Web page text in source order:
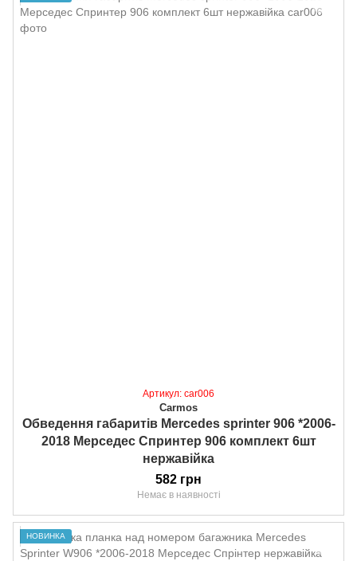
Артикул: car006
Carmos
Обведення габаритів Mercedes sprinter 906 *2006-
2018 Мерседес Спринтер 906 комплект 6шт
нержавійка
582 грн
Немає в наявності
НОВИНКА